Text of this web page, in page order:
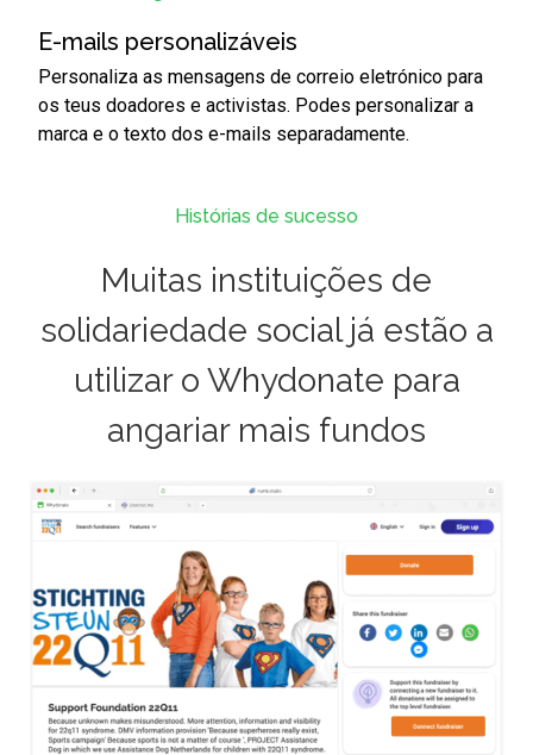
E-mails personalizáveis
Personaliza as mensagens de correio eletrónico para
os teus doadores e activistas. Podes personalizar a
marca e o texto dos e-mails separadamente.
Histórias de sucesso
Muitas instituições de
solidariedade social já estão a
utilizar o Whydonate para
angariar mais fundos